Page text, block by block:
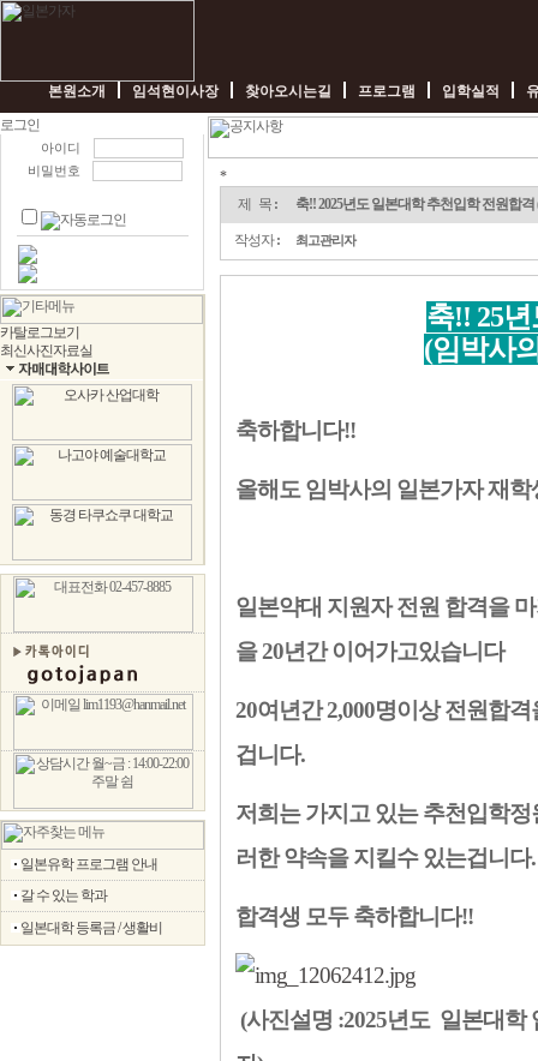
본원소개 임석현이사장 찾아오시는길 프로그램 입학실적
아이디
비밀번호
일본유학 프로그램 안내
갈 수 있는 학과
일본대학 등록금 / 생활비
축!!
2025
년
도
일
본
대
합
격
박
사
자)
임
박
사
본
가
*
제 목 : 축!! 2025년도 일본대학 추천입학 전원합
작성자: 최고관리자
축!! 25
(임박사
축하합니다!!
올해도 임박사의 일본가자 재
일본약대 지원자 전원 합격을
을 20년간 이어가고있습니다
20여년간 2,000명이상 전원합
겁니다.
저희는 가지고 있는 추천입학
러한 약속을 지킬수 있는겁니
합격생 모두 축하합니다!!
(사진설명 :2025년도 일본대학